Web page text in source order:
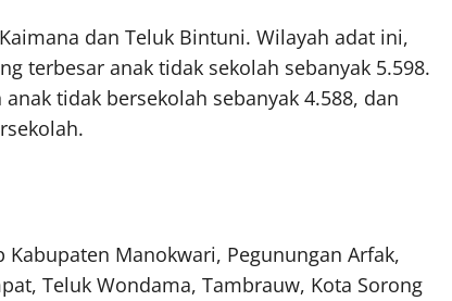
dan Teluk Bintuni. Wilayah adat ini,
terbesar anak tidak sekolah sebanyak 5.598.
tidak bersekolah sebanyak 4.588, dan
Manokwari, Pegunungan Arfak,
Teluk Wondama, Tambrauw, Kota Sorong